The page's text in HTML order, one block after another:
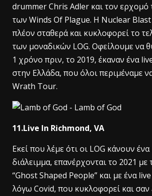
drummer Chris Adler και τον ερχομό
των Winds Of Plague. Η Nuclear Blast
πλέον σταθερά και κυκλοφορεί το
των μοναδικών LOG. Οφείλουμε να
1 χρόνο πριν, το 2019, έκαναν ένα
στην Ελλάδα, που όλοι περιμέναμε
Wrath Tour.
11.Live In Richmond, VA
Εκεί που λέμε ότι οι LOG κάνουν
διάλειμμα, επανέρχονται το 2021 με
“Ghost Shaped People” και με ένα
λόγω Covid, που κυκλοφορεί και